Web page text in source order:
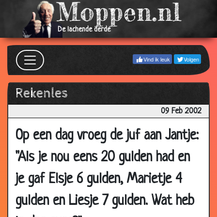
De lachende derde
Vind ik leuk Volgen
Rekenles
09 Feb 2002
Op een dag vroeg de juf aan Jantje:
"Als je nou eens 20 gulden had en
je gaf Elsje 6 gulden, Marietje 4
gulden en Liesje 7 gulden. Wat heb
14 Feb
2002
Loesje
13 Feb
2002
Grappig 3.34
12 Feb
12 Feb
2002
Lullige amerikaan
2002
12 Feb
2002
Big Diet 2.75
12 Feb
Gamma
11 Feb
Is het te zien ofzo 2.63